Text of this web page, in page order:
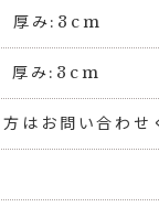
み:3cm
み:3cm
はお問い合わせ